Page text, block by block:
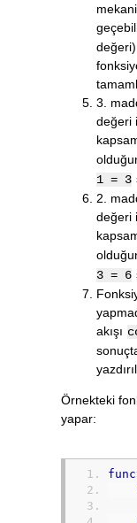
3.
değeri
1 = 3
2.
değeri
3 = 6
akışı
Örnekteki
yapar: